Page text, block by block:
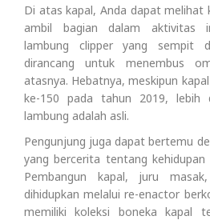
Di atas kapal, Anda dapat melihat
ambil bagian dalam aktivitas
lambung clipper yang sempit
dirancang untuk menembus
atasnya. Hebatnya, meskipun
ke-150 pada tahun 2019, lebih
lambung adalah asli.
Pengunjung juga dapat bertemu
yang bercerita tentang kehidupan
Pembangun kapal, juru
dihidupkan melalui re-enactor
memiliki koleksi boneka kapal